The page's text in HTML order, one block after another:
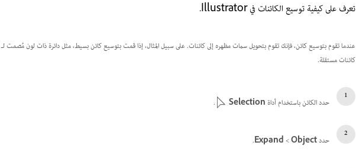
تعرف على كيفية توسيع الكائنات في Illustrator.
عندما تقوم بتوسيع كائن، فإنك تقوم بتحويل سمات مظهره إلى كائنات. على سبيل المثال، إذا قمت بتوسيع كائن بسيط، مثل دائرة ذات لون مُصمت لـ
كائنات مستقلة.
حدد الكائن باستخدام أداة Selection
.
حددObject
>
.